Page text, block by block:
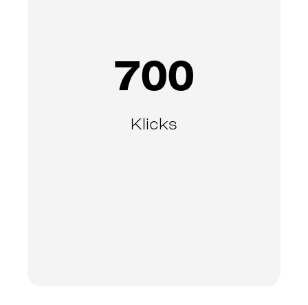
700
Klicks